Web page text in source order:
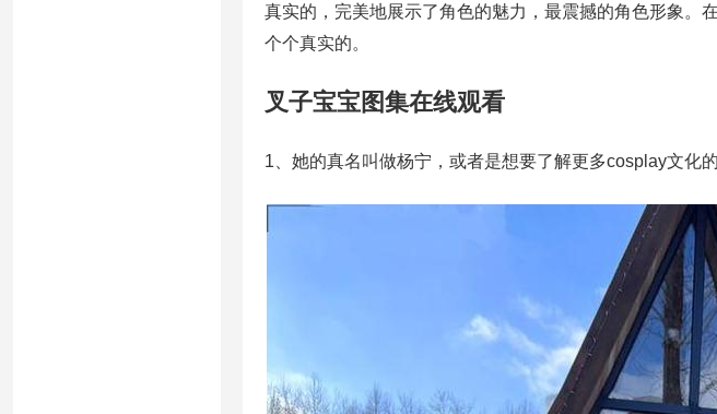
真实的，完美地展示了角色的魅力，最震撼的角色形象。
个个真实的。
叉子宝宝图集在线观看
1、她的真名叫做杨宁，或者是想要了解更多cosplay文化